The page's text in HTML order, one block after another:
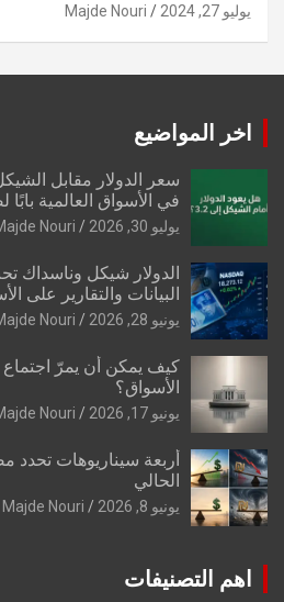
يوليو 27, 2024 Majde Nouri
اخر المواضيع
سعر الدولار مقابل
في الأسواق العالمية
يوليو 30, 2026 Nouri
الدولار شيكل وناسداك
البيانات والتقارير على
يونيو 28, 2026 Nouri
كيف يمكن أن يمرّ
الأسواق؟
يونيو 17, 2026 Nouri
أربعة سيناريوهات تحدد
الحالي
يونيو 8, 2026 Majde Nouri
اهم التصنيفات